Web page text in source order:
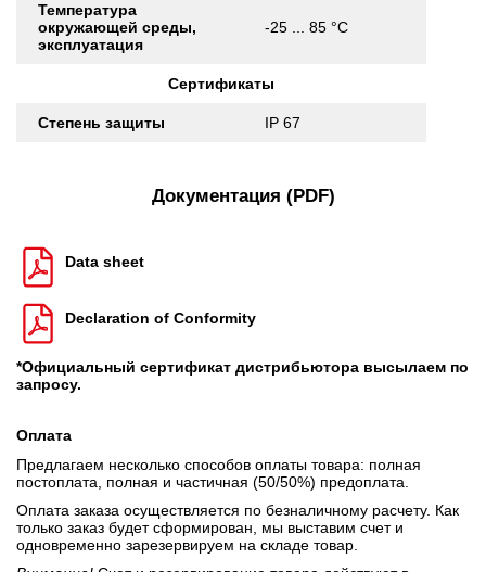
Температура
окружающей среды,
эксплуатация
-25 ... 85 °C
Сертификаты
Степень защиты IP 67
Документация (PDF)
Data sheet
Declaration of Conformity
*Официальный сертификат дистрибьютора высылаем по
запросу.
Оплата
Предлагаем несколько способов оплаты товара: полная
постоплата, полная и частичная (50/50%) предоплата.
Оплата заказа осуществляется по безналичному расчету. Как
только заказ будет сформирован, мы выставим счет и
одновременно зарезервируем на складе товар.